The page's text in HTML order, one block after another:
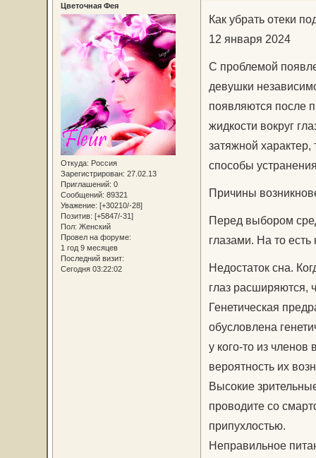
Цветочная Фея
Откуда: Россия
Зарегистрирован: 27.02.13
Приглашений: 0
Сообщений: 89321
Уважение: [+30210/-28]
Позитив: [+5847/-31]
Пол: Женский
Провел на форуме:
1 год 9 месяцев
Последний визит:
Сегодня 03:22:02
Как убрать отеки
12 января 2024
С проблемой
девушки
появляются после
жидкости вокруг
затяжной
способы
Причины
Перед выбором
глазами. На то есть
Недостаток сна.
глаз расширяются,
Генетическая
обусловлена
у кого-то из
вероятность их
Высокие
проводите со
припухлостью.
Неправильное